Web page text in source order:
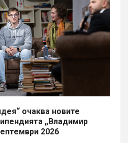
очаква новите
„Владимир
2026